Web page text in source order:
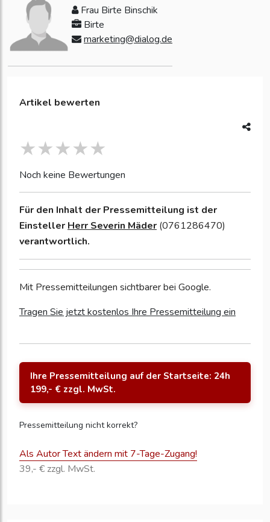
Frau Birte Binschik
Birte
marketing@dialog.de
Artikel bewerten
Noch keine Bewertungen
Für den Inhalt der Pressemitteilung ist der
Einsteller Herr Severin Mäder (0761286470)
verantwortlich.
Mit Pressemitteilungen sichtbarer bei Google.
Tragen Sie jetzt kostenlos Ihre Pressemitteilung ein
Ihre Pressemitteilung auf der Startseite: 24h
199,- € zzgl. MwSt.
Pressemitteilung nicht korrekt?
Als Autor Text ändern mit 7-Tage-Zugang!
39,- € zzgl. MwSt.